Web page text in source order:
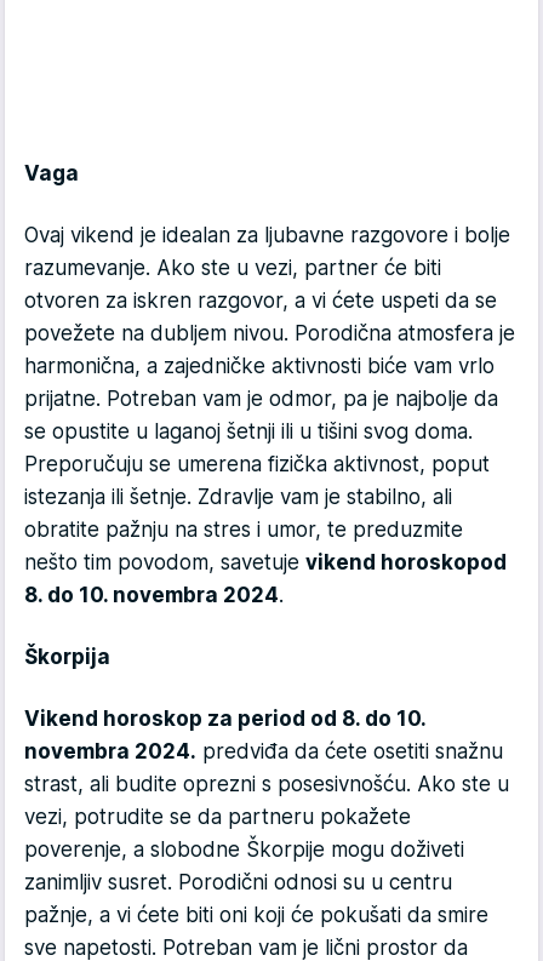
Vaga
Ovaj vikend je idealan za ljubavne razgovore i bolje
razumevanje. Ako ste u vezi, partner će biti
otvoren za iskren razgovor, a vi ćete uspeti da se
povežete na dubljem nivou. Porodična atmosfera je
harmonična, a zajedničke aktivnosti biće vam vrlo
prijatne. Potreban vam je odmor, pa je najbolje da
se opustite u laganoj šetnji ili u tišini svog doma.
Preporučuju se umerena fizička aktivnost, poput
istezanja ili šetnje. Zdravlje vam je stabilno, ali
obratite pažnju na stres i umor, te preduzmite
nešto tim povodom, savetuje vikend horoskopod
8. do 10. novembra 2024.
Škorpija
Vikend horoskop za period od 8. do 10.
novembra 2024. predviđa da ćete osetiti snažnu
strast, ali budite oprezni s posesivnošću. Ako ste u
vezi, potrudite se da partneru pokažete
poverenje, a slobodne Škorpije mogu doživeti
zanimljiv susret. Porodični odnosi su u centru
pažnje, a vi ćete biti oni koji će pokušati da smire
sve napetosti. Potreban vam je lični prostor da